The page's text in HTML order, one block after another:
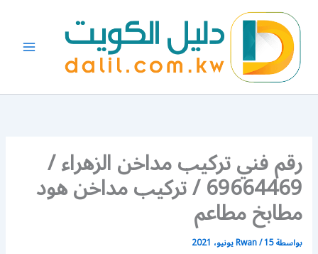
المحتوى
رقم فني تركيب مداخن الزهراء /
69664469 / تركيب مداخن هود
مطابخ مطاعم
بواسطة Rwan/15 يونيو، 2021